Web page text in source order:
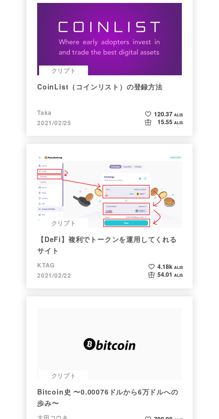
クリプト
CoinList（コインリスト）の登録方法
Taka
2021/02/25
120.37 ALIS
15.55 ALIS
クリプト
【DeFi】複利でトークンを運用してくれる
サイト
KTAG
2021/02/22
4.18k ALIS
54.01 ALIS
クリプト
Bitcoin史 〜0.00076ドルから6万ドルへの
歩み〜